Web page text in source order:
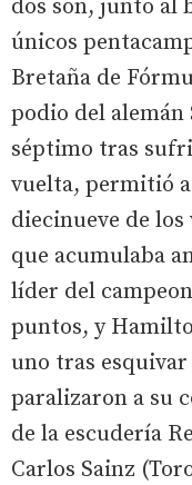
dos son, junto al
únicos
Bretaña de
podio del
séptimo tras
vuelta, permitió
diecinueve de
que acumulaba
líder del
puntos, y
uno tras
paralizaron a su
de la escudería
Carlos Sainz